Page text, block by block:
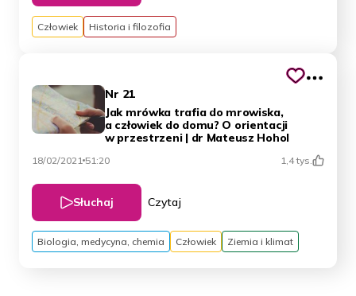
Człowiek Historia i filozofia
Nr 21
Jak mrówka trafia do mrowiska,
a człowiek do domu? O orientacji
w przestrzeni | dr Mateusz Hohol
18/02/2021 51:20 1,4 tys.
Słuchaj Czytaj
Biologia, medycyna, chemia Człowiek Ziemia i klimat